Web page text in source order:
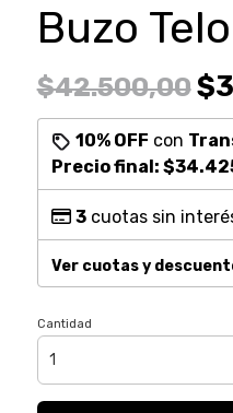
Buzo
$42.500,00
10% OFF con
Precio final:
3cuotas sin
Ver cuotas y
Cantidad